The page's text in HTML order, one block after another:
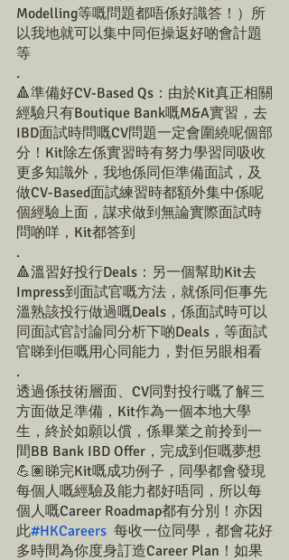
Modelling等嘅問題都唔係好識答！）所
以我地就可以集中同佢操返好啲會計題
等
.
🔺準備好CV-Based Qs：由於Kit真正相關
經驗只有Boutique Bank嘅M&A實習，去
IBD面試時問嘅CV問題一定會圍繞呢個部
分！Kit除左係實習時有努力學習同吸收
更多知識外，我地係同佢準備面試，及
做CV-Based面試練習時都額外集中係呢
個經驗上面，謀求做到無論實際面試時
問啲咩，Kit都答到
.
🔺溫習好投行Deals：另一個幫助Kit去
Impress到面試官嘅方法，就係同佢事先
溫熟該投行做過嘅Deals，係面試時可以
同面試官討論同分析下啲Deals，等面試
官睇到佢嘅用心同能力，對佢另眼相看
.
透過係技術層面、CV同對投行嘅了解三
方面做足準備，Kit作為一個本地大學
生，終於如願以償，係畢業之前拎到一
間BB Bank IBD Offer，完成到佢嘅夢想
💪🏽睇完Kit嘅成功例子，同學都會發現
每個人嘅經驗及能力都好唔同，所以每
個人嘅Career Roadmap都有分別！亦因
此#HKCareers
  每收一位同學，都會花好
多時間為你度身訂造Career Plan！如果